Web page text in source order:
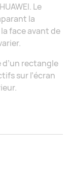
Le
la
face avant de
rectangle
sur l’écran